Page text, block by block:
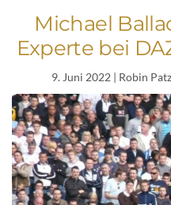
Michael
Experte bei
9. Juni 2022 | Robin